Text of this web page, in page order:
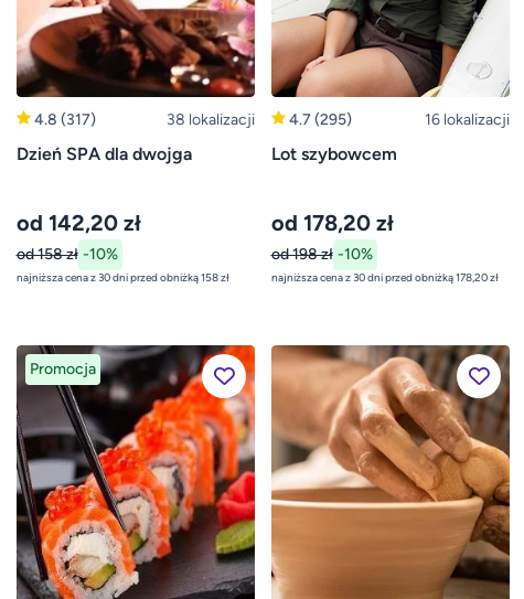
4.8 (317) 38 lokalizacji
Dzień SPA dla dwojga
od 142,20 zł
od 158 zł -10%
najniższa cena z 30 dni przed obniżką 158 zł
4.7(295) 16 lokalizacji
Lot szybowcem
od 178,20 zł
od 198 zł -10%
najniższa cena z 30 dni przed obniżką 178,20 zł
Promocja